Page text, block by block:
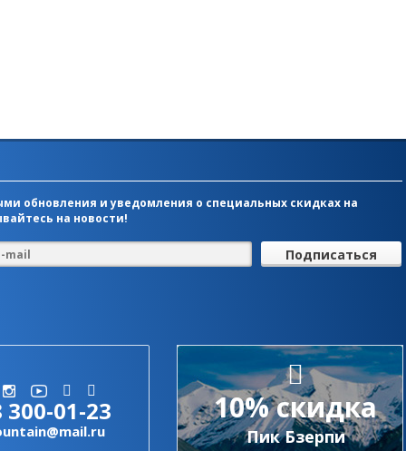
обновления и уведомления о специальных скидках на
на новости!
300-01-23 10% скидка
Пик Бзерпи